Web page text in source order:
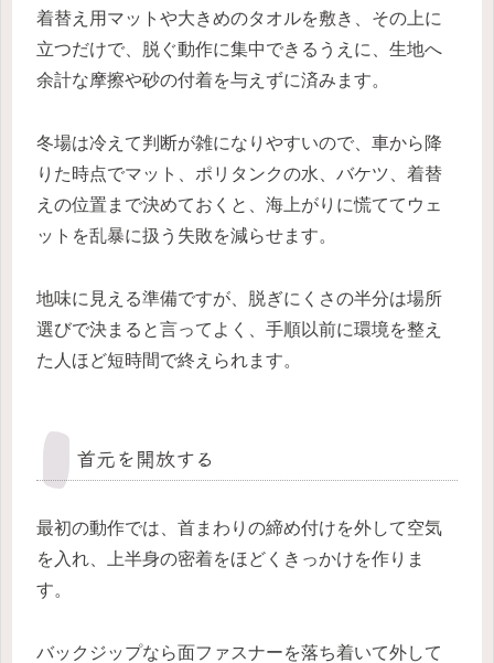
着替え用マットや大きめのタオルを敷き、その上に
立つだけで、脱ぐ動作に集中できるうえに、生地へ
余計な摩擦や砂の付着を与えずに済みます。
冬場は冷えて判断が雑になりやすいので、車から降
りた時点でマット、ポリタンクの水、バケツ、着替
えの位置まで決めておくと、海上がりに慌ててウェ
ットを乱暴に扱う失敗を減らせます。
地味に見える準備ですが、脱ぎにくさの半分は場所
選びで決まると言ってよく、手順以前に環境を整え
た人ほど短時間で終えられます。
首元を開放する
最初の動作では、首まわりの締め付けを外して空気
を入れ、上半身の密着をほどくきっかけを作りま
す。
バックジップなら面ファスナーを落ち着いて外して